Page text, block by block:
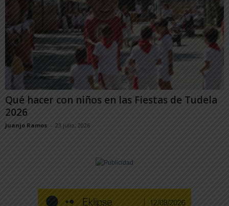
Qué hacer con niños en las Fiestas de Tudela
2026
Juanjo Ramos - 23 julio, 2026